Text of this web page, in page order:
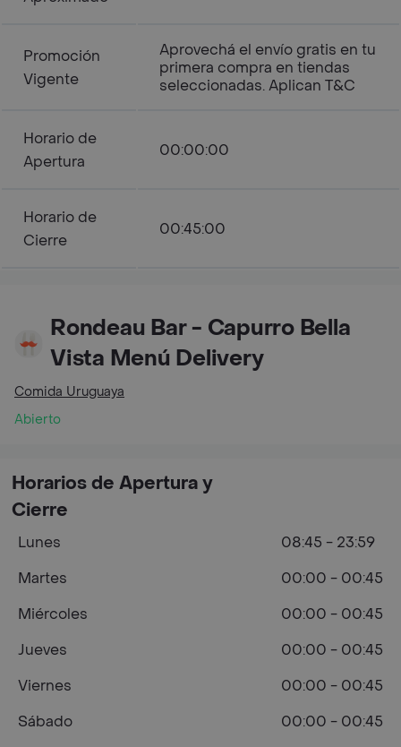
Promoción
Vigente
Aprovechá el envío gratis en tu
primera compra en tiendas
seleccionadas. Aplican T&C
Horario de
Apertura
00:00:00
Horario de
Cierre
00:45:00
Rondeau Bar - Capurro Bella
Vista Menú Delivery
Comida Uruguaya
Abierto
Horarios de Apertura y
Cierre
Lunes
08:45 - 23:59
Martes
00:00 - 00:45
Miércoles
00:00 - 00:45
Jueves
00:00 - 00:45
Viernes
00:00 - 00:45
Sábado
00:00 - 00:45